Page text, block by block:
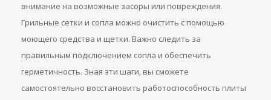
внимание на возможные засоры или повреждения.
Грильные сетки и сопла можно очистить с помощью
моющего средства и щетки. Важно следить за
правильным подключением сопла и обеспечить
герметичность. Зная эти шаги, вы сможете
самостоятельно восстановить работоспособность плиты